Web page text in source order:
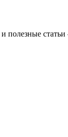
полезные